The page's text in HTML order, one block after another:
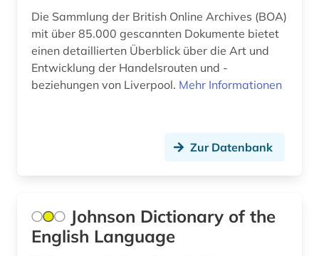
aktien (1)
aktienanalyse (5)
aktiengesellschaft (1)
aktienmarkt (1)
aktuelles lexikon (1)
Die Sammlung der British Online Archives (BOA)
mit über 85.000 gescannten Dokumente bietet
einen detaillierten Überblick über die Art und
Entwicklung der Handelsrouten und -
beziehungen von Liverpool. Mehr Informationen
Zur Datenbank
Johnson Dictionary of the
English Language